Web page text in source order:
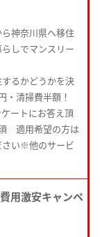
神奈川県へ移住
しでマンスリー
るかどうかを決
・清掃費半額！
ートにお答え頂
適用希望の方は
さい※他のサービ
用激安キャンペ